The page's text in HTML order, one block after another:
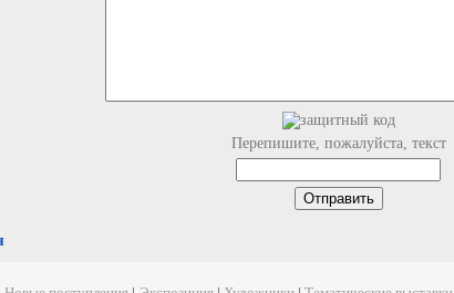
Перепишите, пожалуйста, текст